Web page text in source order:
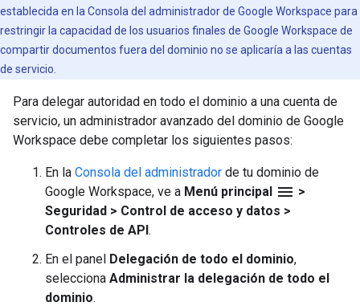
establecida en la Consola del administrador de Google Workspace para
restringir la capacidad de los usuarios finales de Google Workspace de
compartir documentos fuera del dominio no se aplicaría a las cuentas
de servicio.
Para delegar autoridad en todo el dominio a una cuenta de
servicio, un administrador avanzado del dominio de Google
Workspace debe completar los siguientes pasos:
En la Consola del administrador de tu dominio de
Google Workspace, ve a Menú principal menu >
Seguridad > Control de acceso y datos >
Controles de API.
En el panel Delegación de todo el dominio,
selecciona Administrar la delegación de todo el
dominio.